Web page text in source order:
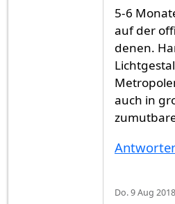
5-6
auf der
denen.
auch in
Do. 9 Aug